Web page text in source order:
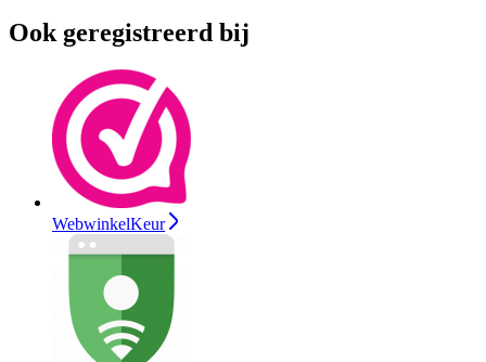
Ook geregistreerd bij
WebwinkelKeur